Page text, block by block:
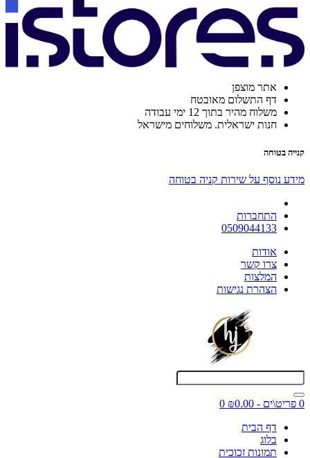
אתר מוצפן
דף התשלום מאובטח
משלוח מהיר בתוך 12 ימי עבודה
חנות ישראלית. משלוחים מישראל
קנייה בטוחה
מידע נוסף על שירות קניה בטוחה
התחברות
0509044133
אודות
צרו קשר
המלצות
הצהרת נגישות
0 פריט\ים - ₪0.00
0
דף הבית
בלוג
תמונות זכוכית